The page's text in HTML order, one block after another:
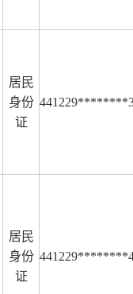
居民
身份
证
居民
身份
证